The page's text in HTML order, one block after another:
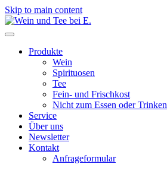
Skip to main content
Produkte
Wein
Spirituosen
Tee
Fein- und Frischkost
Nicht zum Essen oder Trinken
Service
Über uns
Newsletter
Kontakt
Anfrageformular